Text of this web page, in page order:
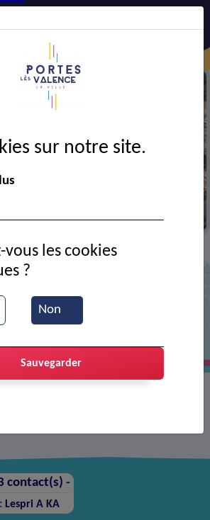
Liste des contacts
contact(s) -
Lespri A KA
sur notre site.
Non
vous les cookies
?
Sauvegarder